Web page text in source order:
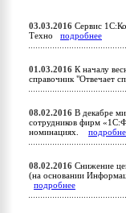
03.03.2016 Сервис
Техно подробнее
01.03.2016 К началу
справочник "Отвечает
08.02.2016 В декабре
сотрудников фирм
номинациях.
08.02.2016 Снижение
(на основании
подробнее